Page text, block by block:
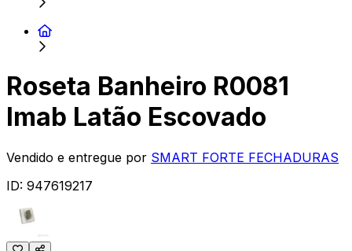
Roseta Banheiro R0081
Imab Latão Escovado
Vendido e entregue por SMART FORTE FECHADURAS
ID: 947619217